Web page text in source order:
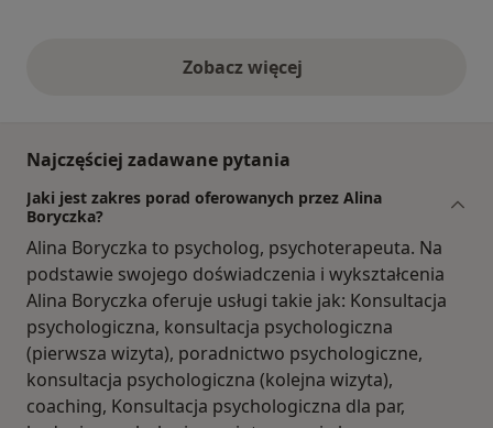
Zobacz więcejopinie powyżej
Najczęściej zadawane pytania
Jaki jest zakres porad oferowanych przez Alina
Boryczka?
Alina Boryczka to psycholog, psychoterapeuta. Na
podstawie swojego doświadczenia i wykształcenia
Alina Boryczka oferuje usługi takie jak: Konsultacja
psychologiczna, konsultacja psychologiczna
(pierwsza wizyta), poradnictwo psychologiczne,
konsultacja psychologiczna (kolejna wizyta),
coaching, Konsultacja psychologiczna dla par,